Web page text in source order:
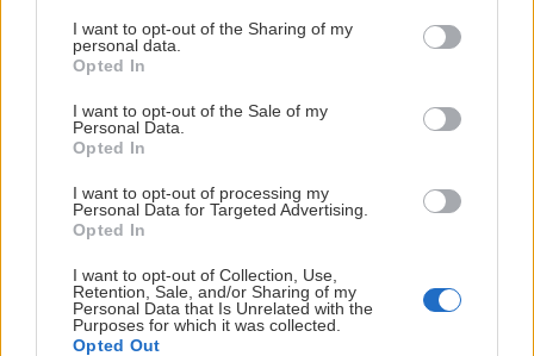
I want to opt-out of the Sharing of my
personal data.
Opted In
I want to opt-out of the Sale of my
Personal Data.
Opted In
I want to opt-out of processing my
Personal Data for Targeted Advertising.
Opted In
I want to opt-out of Collection, Use,
Retention, Sale, and/or Sharing of my
Personal Data that Is Unrelated with the
Purposes for which it was collected.
Opted Out
Gerlach
Deny 27. septembra 2018